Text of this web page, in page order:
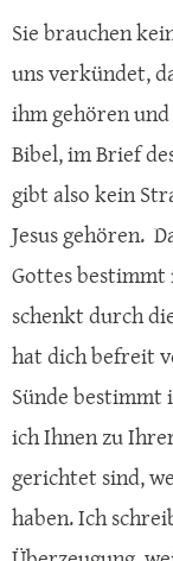
Sie brauchen
uns verkündet,
ihm gehören
Bibel, im Brief
gibt also kein
Jesus gehören.
Gottes bestimmt
schenkt durch
hat dich befreit
Sünde bestimmt
ich Ihnen zu
gerichtet sind,
haben. Ich